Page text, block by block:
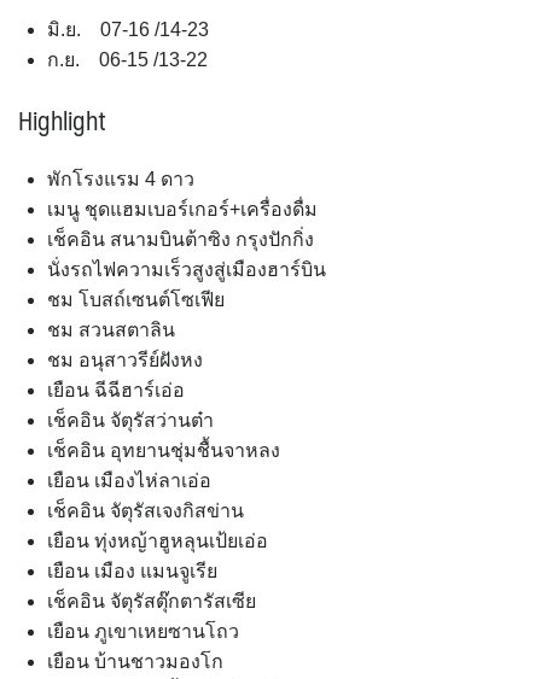
มิ.ย. 07-16 /14-23
ก.ย. 06-15 /13-22
Highlight
พักโรงแรม 4 ดาว
เมนู ชุดแฮมเบอร์เกอร์+เครื่องดื่ม
เช็คอิน สนามบินต้าซิง กรุงปักกิ่ง
นั่งรถไฟความเร็วสูงสู่เมืองฮาร์บิน
ชม โบสถ์เซนต์โซเฟีย
ชม สวนสตาลิน
ชม อนุสาวรีย์ฝังหง
เยือน ฉีฉีฮาร์เอ่อ
เช็คอิน จัตุรัสว่านต๋า
เช็คอิน อุทยานชุ่มชื้นจาหลง
เยือน เมืองไห่ลาเอ่อ
เช็คอิน จัตุรัสเจงกิสข่าน
เยือน ทุ่งหญ้าฮูหลุนเป้ยเอ่อ
เยือน เมือง แมนจูเรีย
เช็คอิน จัตุรัสตุ๊กตารัสเซีย
เยือน ภูเขาเหยซานโถว
เยือน บ้านชาวมองโก